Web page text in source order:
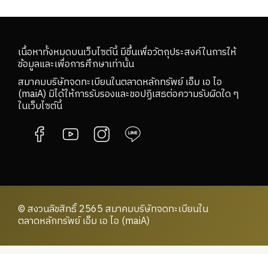
เนื้อหาทั้งหมดบนเว็บไซต์นี้ มีขึ้นเพื่อวัตถุประสงค์ในการให้
ข้อมูลและเพื่อการศึกษาเท่านั้น
สมาคมบริษัทจดทะเบียนในตลาดหลักทรัพย์ เอ็ม เอ ไอ
(maiA) มิได้ให้การรับรองและขอปฏิเสธต่อความรับผิดใด ๆ
ในเว็บไซต์นี้
© สงวนลิขสิทธิ์ 2565 สมาคมบริษัทจดทะเบียนใน
ตลาดหลักทรัพย์ เอ็ม เอ ไอ (maiA)